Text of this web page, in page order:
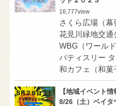
16,777view
さくら広場（幕
花見川緑地交通
WBG（ワール
パティスリー タ
和カフェ（和菓
【地域イベント
8/26（土）ベイタ